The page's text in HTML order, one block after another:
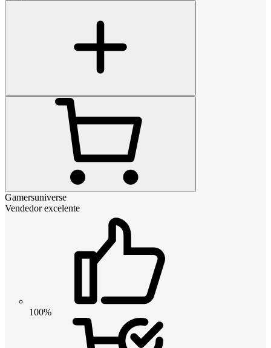
Gamersuniverse
Vendedor excelente
100%